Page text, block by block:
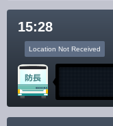
15:28
Location Not Received